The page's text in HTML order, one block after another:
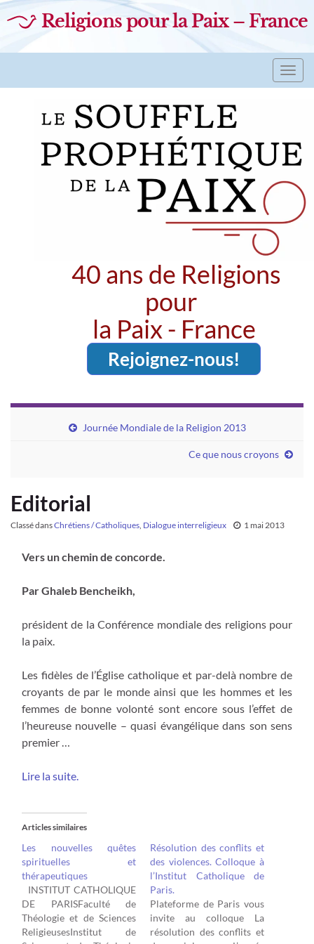
Religions pour la Paix – France
40 ans de Religions
pour
la Paix - France
Rejoignez-nous!
Journée Mondiale de la Religion 2013
Ce que nous croyons
Editorial
Classé dansChrétiens / Catholiques Dialogue interreligieux 1 mai 2013
Vers un chemin de concorde.
Par Ghaleb Bencheikh,
président de la Conférence mondiale des religions pour
la paix.
Les fidèles de l’Église catholique et par-delà nombre de
croyants de par le monde ainsi que les hommes et les
femmes de bonne volonté sont encore sous l’effet de
l’heureuse nouvelle – quasi évangélique dans son sens
premier …
Lire la suite.
Articles similaires
Les nouvelles quêtes
spirituelles et
thérapeutiques
INSTITUT CATHOLIQUE
DE PARISFaculté de
Théologie et de Sciences
ReligieusesInstitut de
Résolution des conflits et
des violences. Colloque à
l’Institut Catholique de
Paris.
Plateforme de Paris vous
invite au colloque La
résolution des conflits et